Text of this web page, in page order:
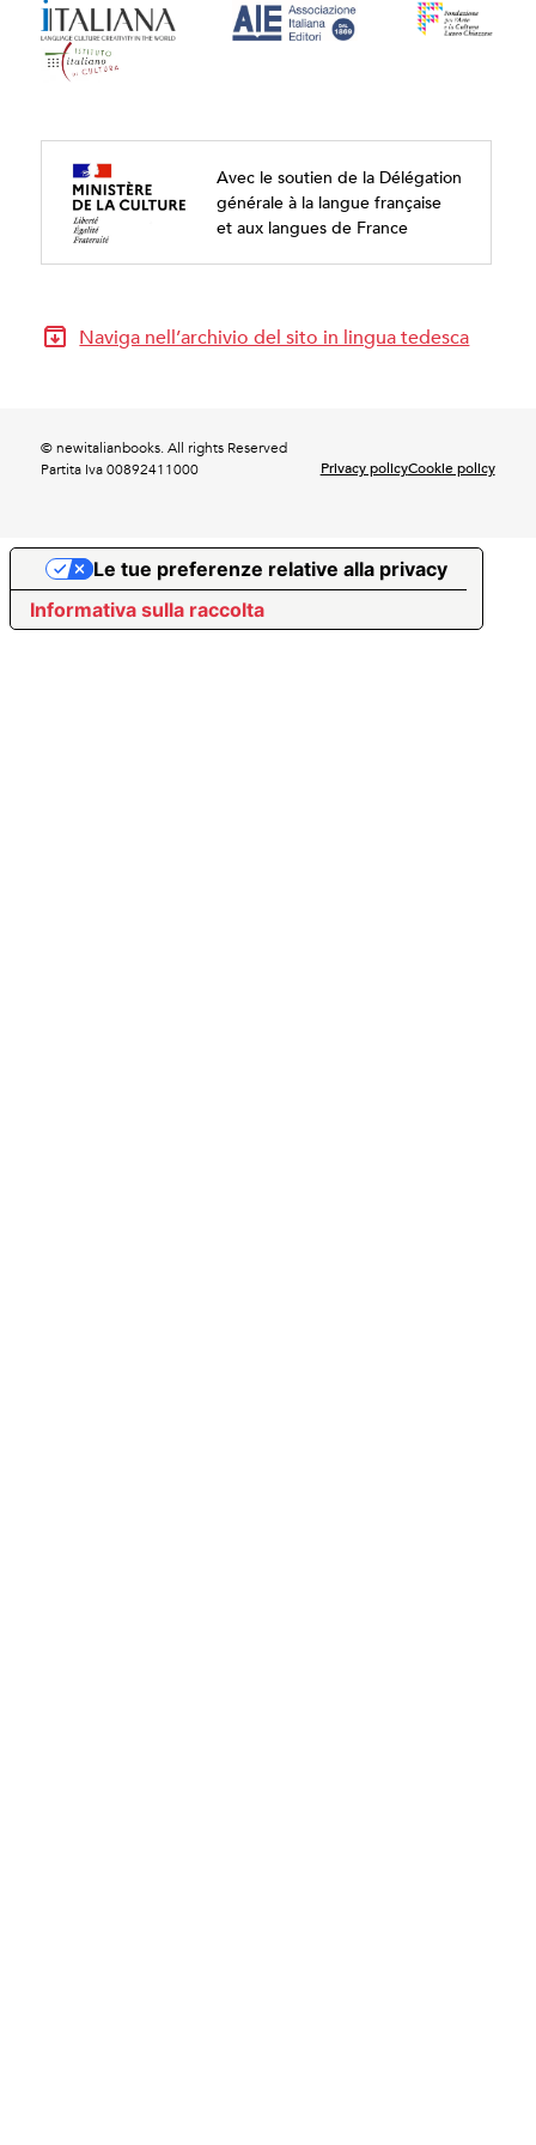
Avec le soutien de la Délégation
générale à la langue française
et aux langues de France
Naviga nell’archivio del sito in lingua tedesca
© newitalianbooks. All rights Reserved
Partita Iva 00892411000
Privacy policyCookie policy
Informativa sulla raccolta
Le tue preferenze relative alla privacy